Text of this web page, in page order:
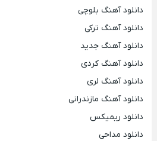
دانلود آهنگ بلوچی
دانلود آهنگ ترکی
دانلود آهنگ جدید
دانلود آهنگ کردی
دانلود آهنگ لری
دانلود آهنگ مازندرانی
دانلود ریمیکس
دانلود مداحی